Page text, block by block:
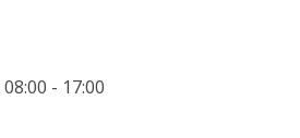
08:00 - 17:00